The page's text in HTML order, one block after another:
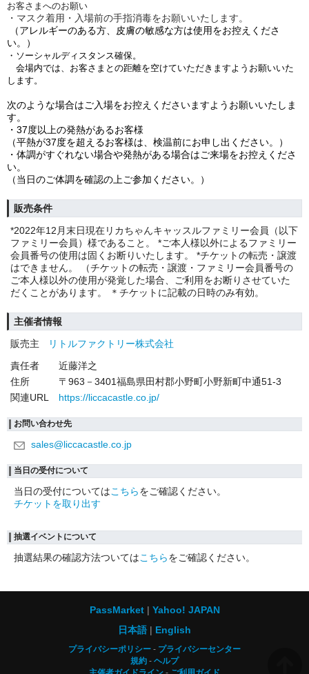
お客さまへのお願い
・マスク着用・入場前の手指消毒をお願いいたします。
（アレルギーのある方、皮膚の敏感な方は使用をお控えくださ
い。）
・ソーシャルディスタンス確保。
会場内では、お客さまとの距離を空けていただきますようお願いいた
します。
次のような場合はご入場をお控えくださいますようお願いいたしま
す。
・37度以上の発熱があるお客様
（平熱が37度を超えるお客様は、検温前にお申し出ください。）
・体調がすぐれない場合や発熱がある場合はご来場をお控えくださ
い。
（当日のご体調を確認の上ご参加ください。）
販売条件
*2022年12月末日現在リカちゃんキャッスルファミリー会員（以下
ファミリー会員）様であること。 *ご本人様以外によるファミリー
会員番号の使用は固くお断りいたします。 *チケットの転売・譲渡
はできません。 （チケットの転売・譲渡・ファミリー会員番号の
ご本人様以外の使用が発覚した場合、ご利用をお断りさせていた
だくことがあります。 ＊チケットに記載の日時のみ有効。
主催者情報
販売主
リトルファクトリー株式会社
責任者
近藤洋之
住所
〒963－3401福島県田村郡小野町小野新町中通51-3
関連URL
https://liccacastle.co.jp/
お問い合わせ先
sales@liccacastle.co.jp
当日の受付について
当日の受付についてはこちらをご確認ください。
チケットを取り出す
抽選イベントについて
抽選結果の確認方法ついてはこちらをご確認ください。
PassMarket
Yahoo! JAPAN
日本語
English
プライバシーポリシー
プライバシーセンター
規約
ヘルプ